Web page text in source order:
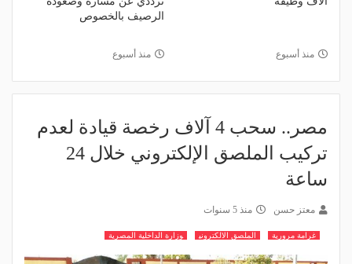
منذ أسبوع
الرصيف بالخصوص
منذ أسبوع
مصر.. سحب 4 آلاف رخصة قيادة لعدم
تركيب الملصق الإلكتروني خلال 24
ساعة
معتز حسن منذ 5 سنوات
غرامة مرورية الملصق الالكتروني وزارة الداخلية المصرية